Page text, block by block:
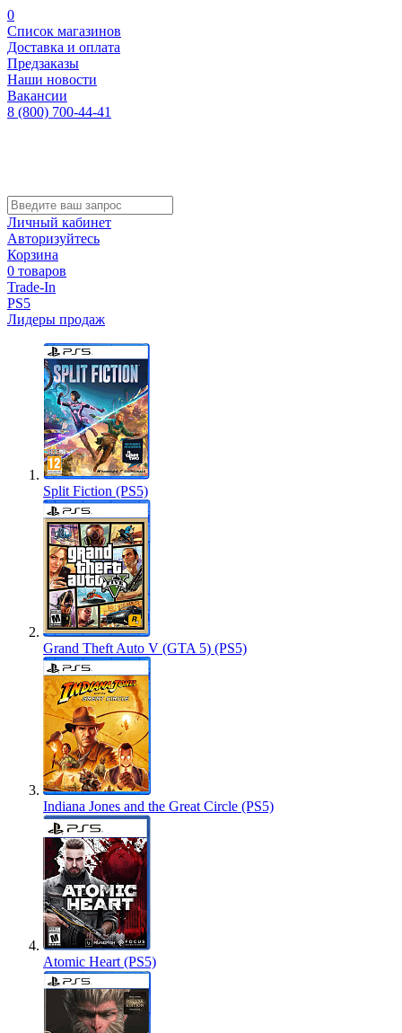
0
Список магазинов
Доставка и оплата
Предзаказы
Наши новости
Вакансии
8 (800) 700-44-41
Личный кабинет
Авторизуйтесь
Корзина
0 товаров
Trade-In
PS5
Лидеры продаж
Split Fiction (PS5)
Grand Theft Auto V (GTA 5) (PS5)
Indiana Jones and the Great Circle (PS5)
Atomic Heart (PS5)